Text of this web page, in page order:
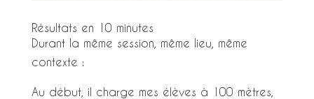
Résultats en 10 minutes
Durant la même session, même lieu, même
contexte :
Au début, il charge mes élèves à 100 mètres,